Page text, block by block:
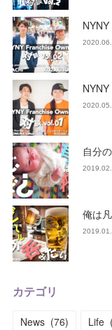
自分
俺は
カテゴリ
News (76) Life (